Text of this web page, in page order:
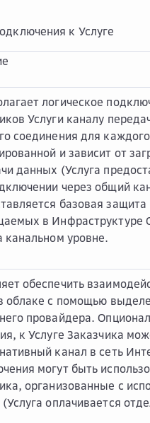
к Услуге
логическое
Услуги каналу
соединения для
и зависит от
данных (Услуга
через общий
базовая
в Инфраструктуре
канальном уровне.
обеспечить
облаке с помощью
провайдера.
к Услуге Заказчика
канал в сеть
могут быть
организованные с
оплачивается